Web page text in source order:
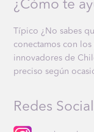
¿Cómo te
Típico ¿No sabes
conectamos con
innovadores de
preciso según
Redes